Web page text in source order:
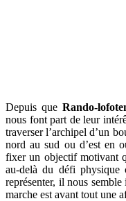
Depuis que Rando-
nous font part de leur
traverser l’archipel d’un
nord au sud ou d’est en
fixer un objectif motivant
au-delà du défi physique
représenter, il nous
marche est avant tout une